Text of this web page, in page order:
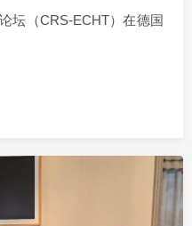
坛（CRS-ECHT）在德国